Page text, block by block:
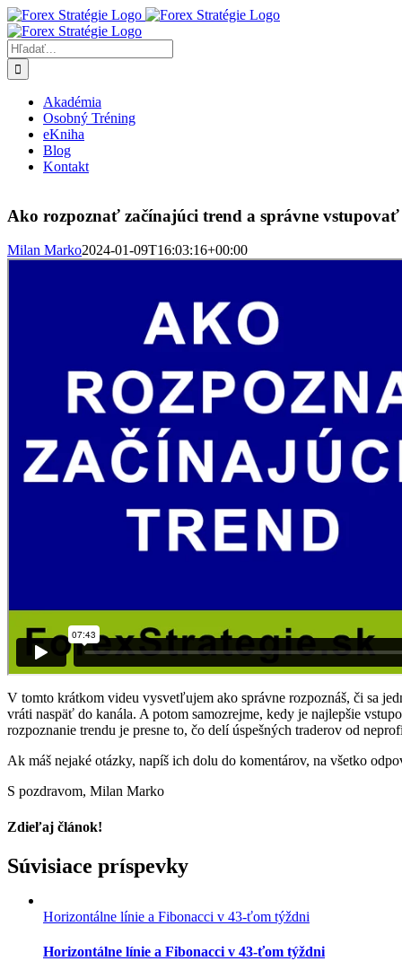
Skip
to
content
Hľadať:
Akadémia
Osobný Tréning
eKniha
Blog
Kontakt
Ako rozpoznať začínajúci trend a správne
Milan Marko2024-01-09T16:03:16+00:00
V tomto krátkom videu vysvetľujem ako správne rozpoznáš, či sa
vráti naspäť do kanála. A potom samozrejme, kedy je najlepšie
rozpoznanie trendu je presne to, čo delí úspešných traderov od
Ak máš nejaké otázky, napíš ich dolu do komentárov, na všetko
S pozdravom, Milan Marko
Zdieľaj článok!
Facebook
Twitter
Reddit
LinkedIn
WhatsApp
Xing
Súvisiace príspevky
Horizontálne línie a Fibonacci v 43-ťom týždni
Horizontálne línie a Fibonacci v 43-ťom týždni